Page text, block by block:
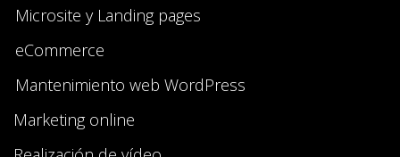
Microsite y Landing pages
eCommerce
Mantenimiento web WordPress
Marketing online